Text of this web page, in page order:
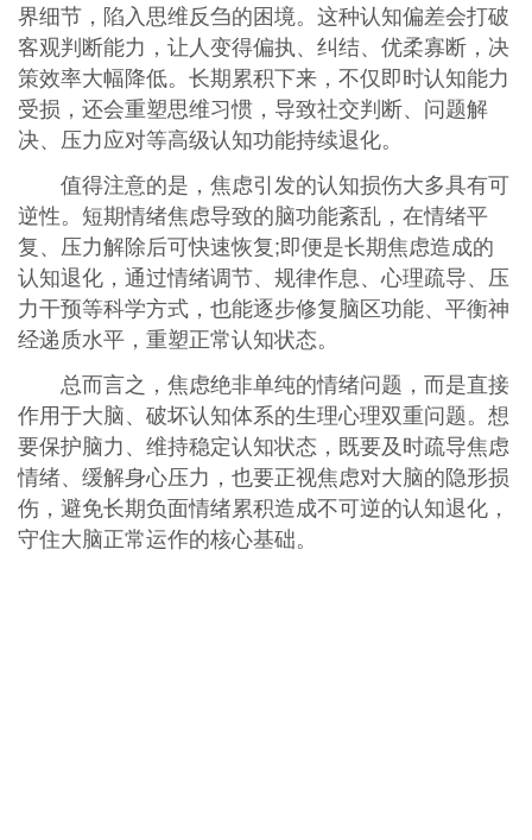
界细节，陷入思维反刍的困境。这种认知偏差会打破
客观判断能力，让人变得偏执、纠结、优柔寡断，决
策效率大幅降低。长期累积下来，不仅即时认知能力
受损，还会重塑思维习惯，导致社交判断、问题解
决、压力应对等高级认知功能持续退化。
值得注意的是，焦虑引发的认知损伤大多具有可
逆性。短期情绪焦虑导致的脑功能紊乱，在情绪平
复、压力解除后可快速恢复;即便是长期焦虑造成的
认知退化，通过情绪调节、规律作息、心理疏导、压
力干预等科学方式，也能逐步修复脑区功能、平衡神
经递质水平，重塑正常认知状态。
总而言之，焦虑绝非单纯的情绪问题，而是直接
作用于大脑、破坏认知体系的生理心理双重问题。想
要保护脑力、维持稳定认知状态，既要及时疏导焦虑
情绪、缓解身心压力，也要正视焦虑对大脑的隐形损
伤，避免长期负面情绪累积造成不可逆的认知退化，
守住大脑正常运作的核心基础。